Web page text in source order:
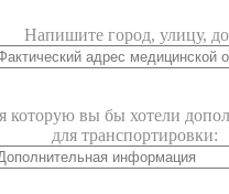
Напишите город, улицу,
вы бы хотели
для транспортировки: